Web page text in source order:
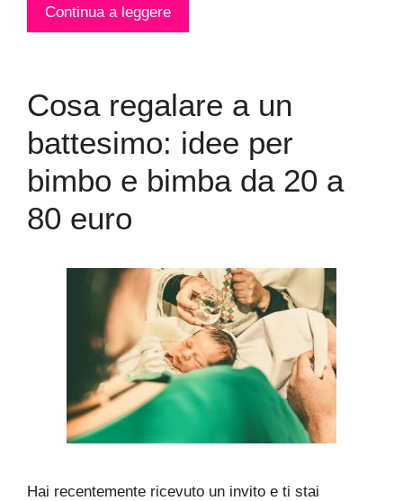
Continua a leggere
Cosa regalare a un
battesimo: idee per
bimbo e bimba da 20 a
80 euro
Hai recentemente ricevuto un invito e ti stai